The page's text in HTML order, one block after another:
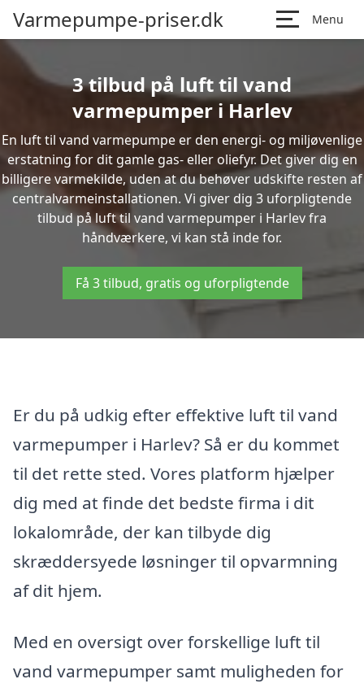
Varmepumpe-priser.dk Menu
3 tilbud på luft til vand
varmepumper i Harlev
En luft til vand varmepumpe er den energi- og miljøvenlige
erstatning for dit gamle gas- eller oliefyr. Det giver dig en
billigere varmekilde, uden at du behøver udskifte resten af
centralvarmeinstallationen. Vi giver dig 3 uforpligtende
tilbud på luft til vand varmepumper i Harlev fra
håndværkere, vi kan stå inde for.
Få 3 tilbud, gratis og uforpligtende
Er du på udkig efter effektive luft til vand
varmepumper i Harlev? Så er du kommet
til det rette sted. Vores platform hjælper
dig med at finde det bedste firma i dit
lokalområde, der kan tilbyde dig
skræddersyede løsninger til opvarmning
af dit hjem.
Med en oversigt over forskellige luft til
vand varmepumper samt muligheden for